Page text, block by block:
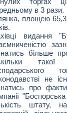
в 3 рази.
площею
видання
більше
такої
не
про
штату,